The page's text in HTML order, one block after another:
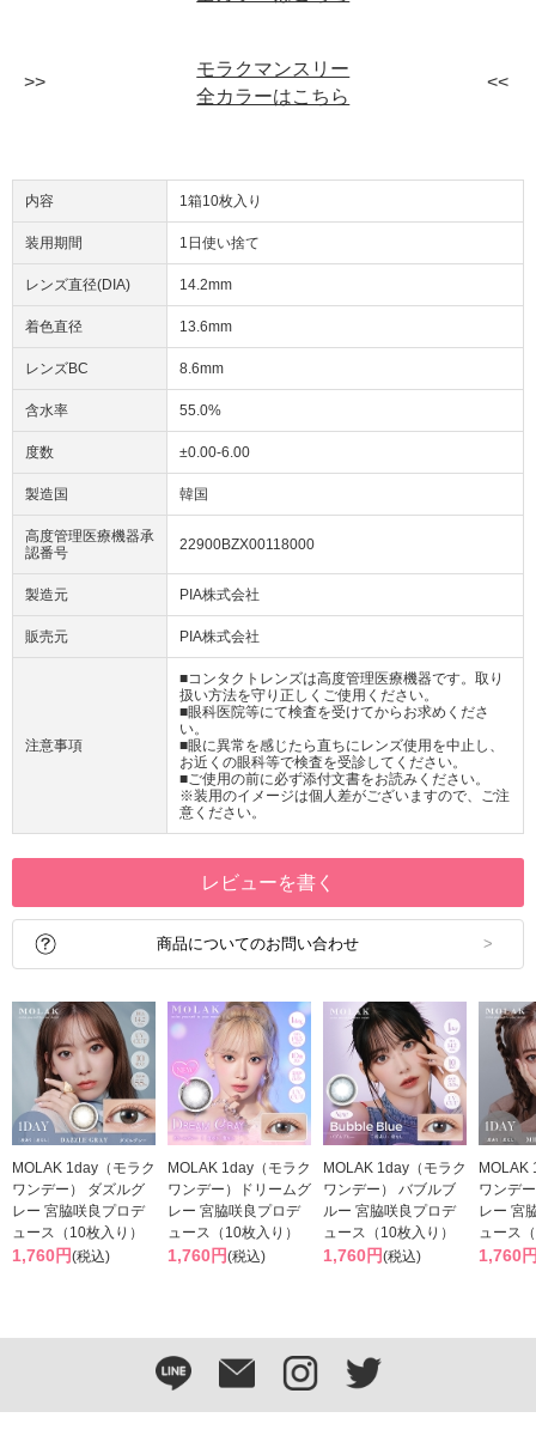
モラクマンスリー
全カラーはこちら
内容 1箱10枚入り
装用期間 1日使い捨て
レンズ直径(DIA) 14.2mm
着色直径 13.6mm
レンズBC 8.6mm
含水率 55.0%
度数 ±0.00-6.00
製造国 韓国
高度管理医療機器承
認番号
22900BZX00118000
製造元 PIA株式会社
販売元 PIA株式会社
注意事項
■コンタクトレンズは高度管理医療機器です。取り
扱い方法を守り正しくご使用ください。
■眼科医院等にて検査を受けてからお求めくださ
い。
■眼に異常を感じたら直ちにレンズ使用を中止し、
お近くの眼科等で検査を受診してください。
■ご使用の前に必ず添付文書をお読みください。
※装用のイメージは個人差がございますので、ご注
意ください。
レビューを書く
商品についてのお問い合わせ
MOLAK 1day（モラク
ワンデー） ダズルグ
レー 宮脇咲良プロデ
ュース（10枚入り）
1,760円(税込)
MOLAK 1day（モラク
ワンデー）ドリームグ
レー 宮脇咲良プロデ
ュース（10枚入り）
1,760円(税込)
MOLAK 1day（モラク
ワンデー） バブルブ
ルー 宮脇咲良プロデ
ュース（10枚入り）
1,760円(税込)
MOLAK
ワンデ
レー 宮
ュース
1,760